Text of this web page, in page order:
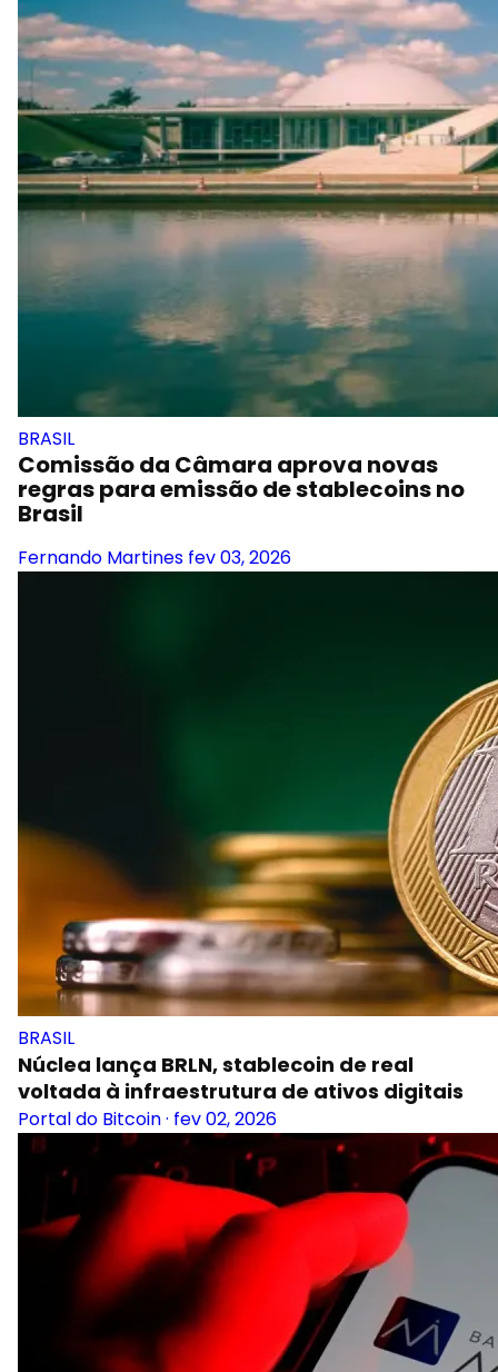
BRASIL
Comissão da Câmara aprova novas
regras para emissão de stablecoins no
Brasil
Fernando Martines fev 03, 2026
BRASIL
Núclea lança BRLN, stablecoin de real
voltada à infraestrutura de ativos digitais
Portal do Bitcoin· fev 02, 2026